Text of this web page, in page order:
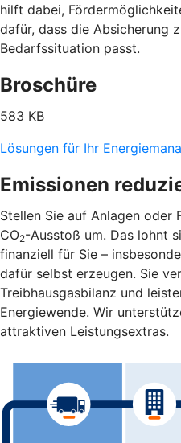
hilft dabei,
dafür, dass die Absicherung
Bedarfssituation passt.
Broschüre
583 KB
Lösungen für Ihr
Emissionen
Stellen Sie auf Anlagen oder
CO2-Ausstoß um. Das lohnt
finanziell für Sie –
dafür selbst erzeugen. Sie
Treibhausgasbilanz und
Energiewende. Wir
attraktiven Leistungsextras.